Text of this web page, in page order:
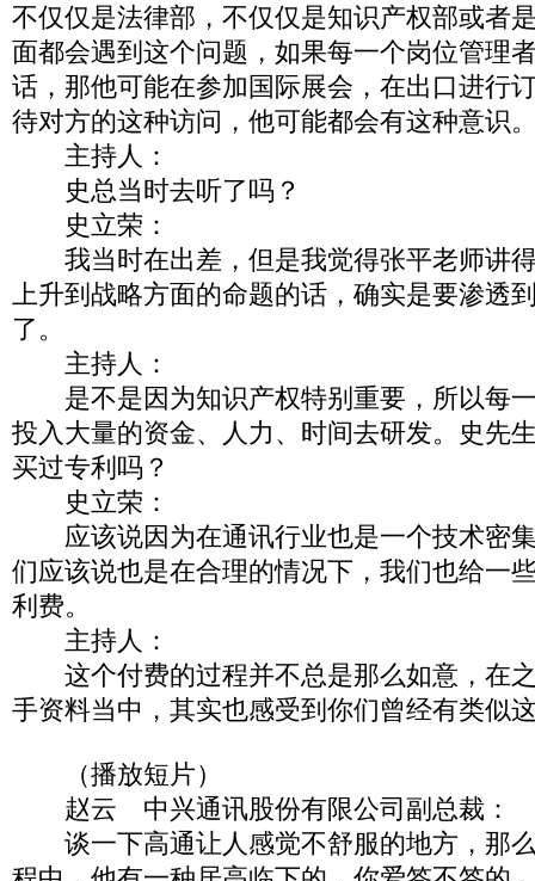
不仅仅是法律部，不仅仅是知识产权部或者
面都会遇到这个问题，如果每一个岗位管理
话，那他可能在参加国际展会，在出口进行
待对方的这种访问，他可能都会有这种意识
主持人：
史总当时去听了吗？
史立荣：
我当时在出差，但是我觉得张平老师讲
上升到战略方面的命题的话，确实是要渗透
了。
主持人：
是不是因为知识产权特别重要，所以每
投入大量的资金、人力、时间去研发。史先
买过专利吗？
史立荣：
应该说因为在通讯行业也是一个技术密
们应该说也是在合理的情况下，我们也给一
利费。
主持人：
这个付费的过程并不总是那么如意，在
手资料当中，其实也感受到你们曾经有类似
（播放短片）
赵云 中兴通讯股份有限公司副总裁：
谈一下高通让人感觉不舒服的地方，那